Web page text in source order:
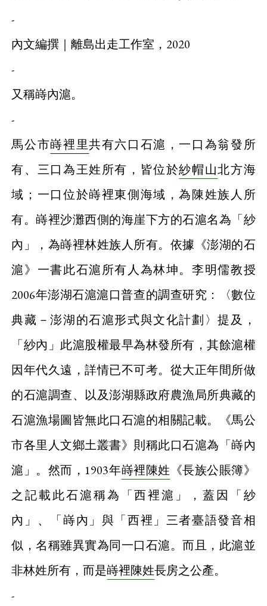
-
內文編撰｜離島出走工作室，2020
-
又稱嵵內滬。
-
馬公市嵵裡里共有六口石滬，一口為翁發所
有、三口為王姓所有，皆位於紗帽山北方海
域；一口位於嵵裡東側海域，為陳姓族人所
有。嵵裡沙灘西側的海崖下方的石滬名為「紗
內」，為嵵裡林姓族人所有。依據《澎湖的石
滬》一書此石滬所有人為林坤。李明儒教授
2006年澎湖石滬滬口普查的調查研究：〈數位
典藏－澎湖的石滬形式與文化計劃〉提及，
「紗內」此滬股權最早為林發所有，其餘滬權
因年代久遠，詳情已不可考。從大正年間所做
的石滬調查、以及澎湖縣政府農漁局所典藏的
石滬漁場圖皆無此口石滬的相關記載。《馬公
市各里人文鄉土叢書》則稱此口石滬為「嵵內
滬」。然而，1903年嵵裡陳姓 《長族公賬簿》
之記載此石滬稱為「西裡滬」，蓋因「紗
內」、「嵵內」與「西裡」三者臺語發音相
似，名稱雖異實為同一口石滬。而且，此滬並
非林姓所有，而是嵵裡陳姓長房之公產。
-